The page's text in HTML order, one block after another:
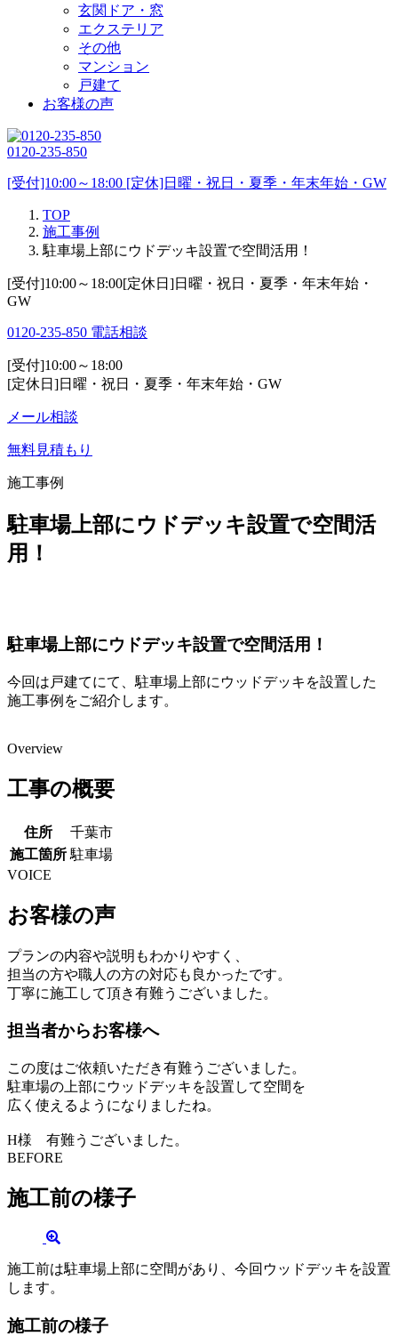
玄関ドア・窓
エクステリア
その他
マンション
戸建て
お客様の声
0120-235-850
[受付]10:00～18:00 [定休]日曜・祝日・夏季・年末年始・GW
TOP
施工事例
駐車場上部にウドデッキ設置で空間活用！
[受付]10:00～18:00[定休日]日曜・祝日・夏季・年末年始・
GW
0120-235-850 電話相談
[受付]10:00～18:00
[定休日]日曜・祝日・夏季・年末年始・GW
メール相談
無料見積もり
施工事例
駐車場上部にウドデッキ設置で空間活
用！
駐車場上部にウドデッキ設置で空間活用！
今回は戸建てにて、駐車場上部にウッドデッキを設置した
施工事例をご紹介します。
Overview
工事の概要
住所
千葉市
施工箇所 駐車場
VOICE
お客様の声
プランの内容や説明もわかりやすく、
担当の方や職人の方の対応も良かったです。
丁寧に施工して頂き有難うございました。
担当者からお客様へ
この度はご依頼いただき有難うございました。
駐車場の上部にウッドデッキを設置して空間を
広く使えるようになりましたね。
H様 有難うございました。
BEFORE
施工前の様子
施工前は駐車場上部に空間があり、今回ウッドデッキを設置
します。
施工前の様子